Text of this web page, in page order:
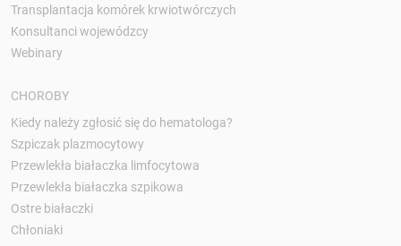
Transplantacja komórek krwiotwórczych
Konsultanci wojewódzcy
Webinary
CHOROBY
Kiedy należy zgłosić się do hematologa?
Szpiczak plazmocytowy
Przewlekła białaczka limfocytowa
Przewlekła białaczka szpikowa
Ostre białaczki
Chłoniaki